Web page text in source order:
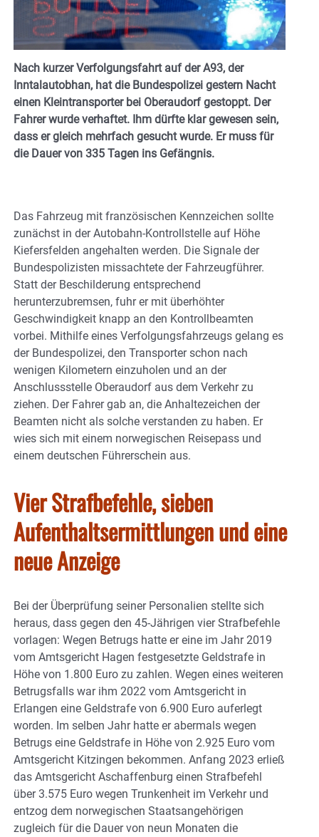
Nach kurzer Verfolgungsfahrt auf der A93, der
Inntalautobhan, hat die Bundespolizei gestern Nacht
einen Kleintransporter bei Oberaudorf gestoppt. Der
Fahrer wurde verhaftet. Ihm dürfte klar gewesen sein,
dass er gleich mehrfach gesucht wurde. Er muss für
die Dauer von 335 Tagen ins Gefängnis.
Das Fahrzeug mit französischen Kennzeichen sollte
zunächst in der Autobahn-Kontrollstelle auf Höhe
Kiefersfelden angehalten werden. Die Signale der
Bundespolizisten missachtete der Fahrzeugführer.
Statt der Beschilderung entsprechend
herunterzubremsen, fuhr er mit überhöhter
Geschwindigkeit knapp an den Kontrollbeamten
vorbei. Mithilfe eines Verfolgungsfahrzeugs gelang es
der Bundespolizei, den Transporter schon nach
wenigen Kilometern einzuholen und an der
Anschlussstelle Oberaudorf aus dem Verkehr zu
ziehen. Der Fahrer gab an, die Anhaltezeichen der
Beamten nicht als solche verstanden zu haben. Er
wies sich mit einem norwegischen Reisepass und
einem deutschen Führerschein aus.
Vier Strafbefehle, sieben
Aufenthaltsermittlungen und eine
neue Anzeige
Bei der Überprüfung seiner Personalien stellte sich
heraus, dass gegen den 45-Jährigen vier Strafbefehle
vorlagen: Wegen Betrugs hatte er eine im Jahr 2019
vom Amtsgericht Hagen festgesetzte Geldstrafe in
Höhe von 1.800 Euro zu zahlen. Wegen eines weiteren
Betrugsfalls war ihm 2022 vom Amtsgericht in
Erlangen eine Geldstrafe von 6.900 Euro auferlegt
worden. Im selben Jahr hatte er abermals wegen
Betrugs eine Geldstrafe in Höhe von 2.925 Euro vom
Amtsgericht Kitzingen bekommen. Anfang 2023 erließ
das Amtsgericht Aschaffenburg einen Strafbefehl
über 3.575 Euro wegen Trunkenheit im Verkehr und
entzog dem norwegischen Staatsangehörigen
zugleich für die Dauer von neun Monaten die